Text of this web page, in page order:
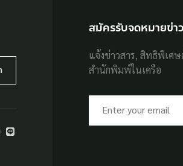
สมัครรับจดหมายข่าว
แจ้งข่าวสาร, สิทธิพิเศ
สำนักพิมพ์ในเครือ